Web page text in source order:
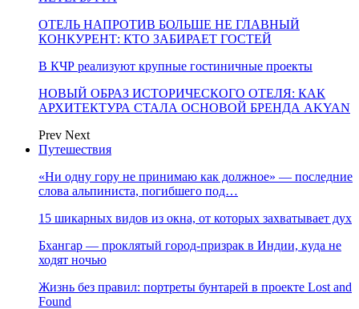
ОТЕЛЬ НАПРОТИВ БОЛЬШЕ НЕ ГЛАВНЫЙ
КОНКУРЕНТ: КТО ЗАБИРАЕТ ГОСТЕЙ
В КЧР реализуют крупные гостиничные проекты
НОВЫЙ ОБРАЗ ИСТОРИЧЕСКОГО ОТЕЛЯ: КАК
АРХИТЕКТУРА СТАЛА ОСНОВОЙ БРЕНДА AKYAN
Prev Next
Путешествия
«Ни одну гору не принимаю как должное» — последние
слова альпиниста, погибшего под…
15 шикарных видов из окна, от которых захватывает дух
Бхангар — проклятый город-призрак в Индии, куда не
ходят ночью
Жизнь без правил: портреты бунтарей в проекте Lost and
Found